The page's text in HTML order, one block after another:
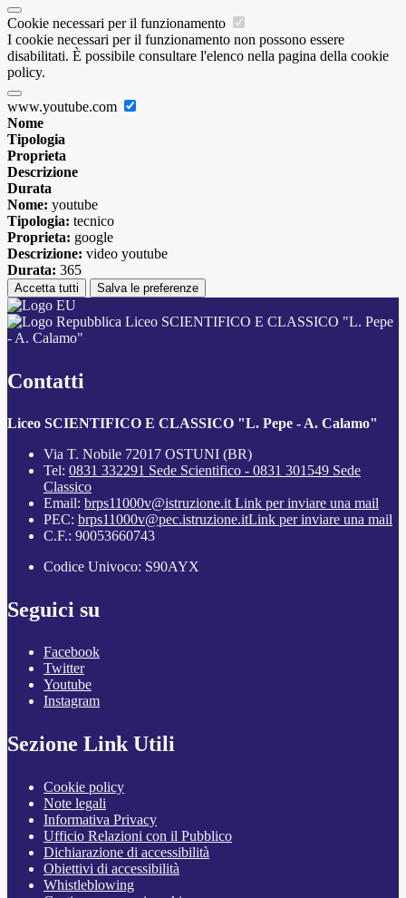
Cookie necessari per il funzionamento
I cookie necessari per il funzionamento non possono essere
disabilitati. È possibile consultare l'elenco nella pagina della cookie
policy.
www.youtube.com
Nome
Tipologia
Proprieta
Descrizione
Durata
Nome: youtube
Tipologia: tecnico
Proprieta: google
Descrizione: video youtube
Durata: 365
Accetta tutti Salva le preferenze
Liceo SCIENTIFICO E CLASSICO "L. Pepe
- A. Calamo"
Contatti
Liceo SCIENTIFICO E CLASSICO "L. Pepe - A. Calamo"
Via T. Nobile 72017 OSTUNI (BR)
Tel: 0831 332291 Sede Scientifico - 0831 301549 Sede
Classico
Email: brps11000v@istruzione.it Link per inviare una mail
PEC: brps11000v@pec.istruzione.itLink per inviare una mail
C.F.: 90053660743
Codice Univoco: S90AYX
Seguici su
Facebook
Twitter
Youtube
Instagram
Sezione Link Utili
Cookie policy
Note legali
Informativa Privacy
Ufficio Relazioni con il Pubblico
Dichiarazione di accessibilità
Obiettivi di accessibilità
Whistleblowing